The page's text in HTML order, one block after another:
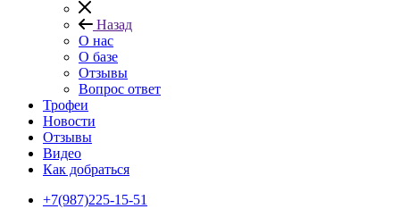
Назад
О нас
О базе
Отзывы
Вопрос ответ
Трофеи
Новости
Отзывы
Видео
Как добраться
+7(987)225-15-51